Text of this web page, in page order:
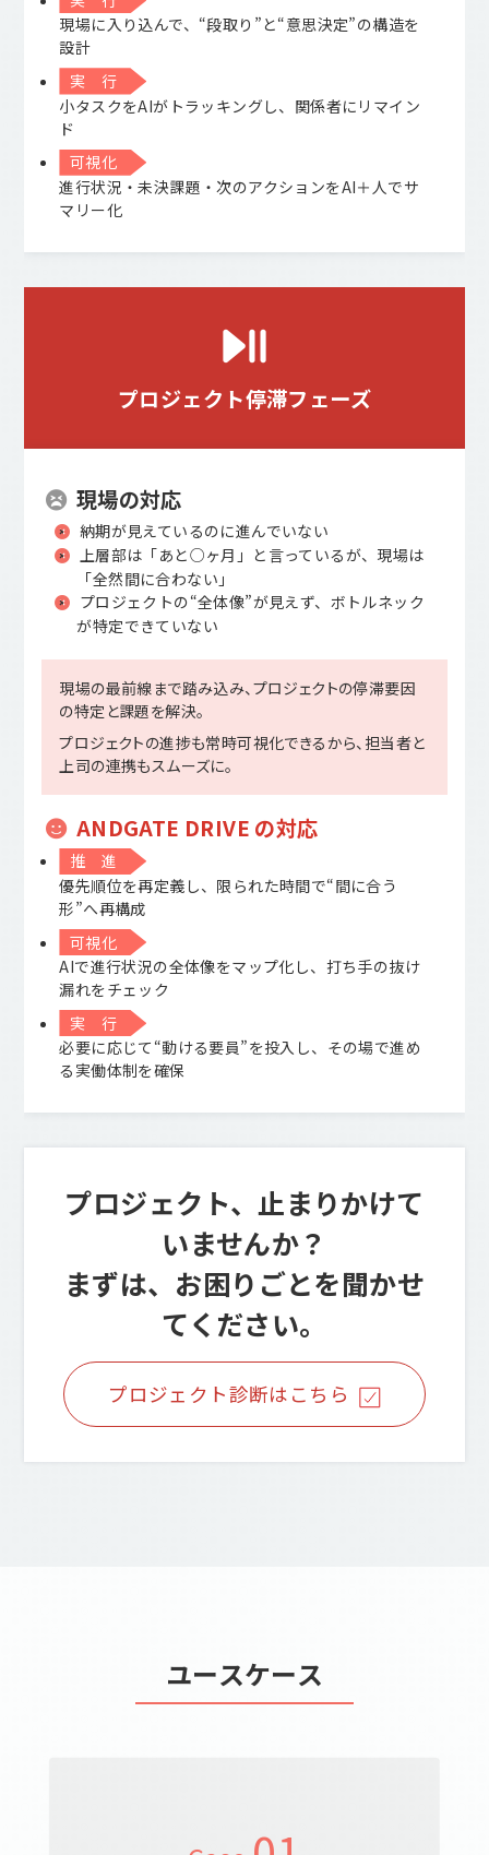
現場に入り込んで、“段取り”と“意思決定”の構造を
設計
実 行
小タスクをAIがトラッキングし、関係者にリマイン
ド
可視化
進行状況・未決課題・次のアクションをAI＋人でサ
マリー化
プロジェクト停滞フェーズ
現場の対応
納期が見えているのに進んでいない
上層部は「あと○ヶ月」と言っているが、現場は
「全然間に合わない」
プロジェクトの“全体像”が見えず、ボトルネック
が特定できていない
現場の最前線まで踏み込み、プロジェクトの停滞要因
の特定と課題を解決。
プロジェクトの進捗も常時可視化できるから、担当者と
上司の連携もスムーズに。
ANDGATE DRIVE の対応
推 進
優先順位を再定義し、限られた時間で“間に合う
形”へ再構成
可視化
AIで進行状況の全体像をマップ化し、打ち手の抜け
漏れをチェック
実 行
必要に応じて“動ける要員”を投入し、その場で進め
る実働体制を確保
プロジェクト、止まりかけて
いませんか？
まずは、お困りごとを聞かせ
てください。
プロジェクト診断はこちら
ユースケース